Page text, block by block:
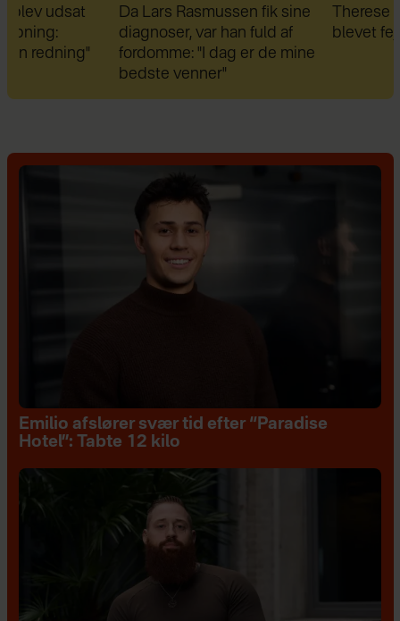
Da Lars Rasmussen fik sine
diagnoser, var han fuld af
fordomme: "I dag er de mine
bedste venner"
Therese Glahn afslører:
blevet
Emilio afslører svær tid efter “Paradise
Hotel”: Tabte 12 kilo